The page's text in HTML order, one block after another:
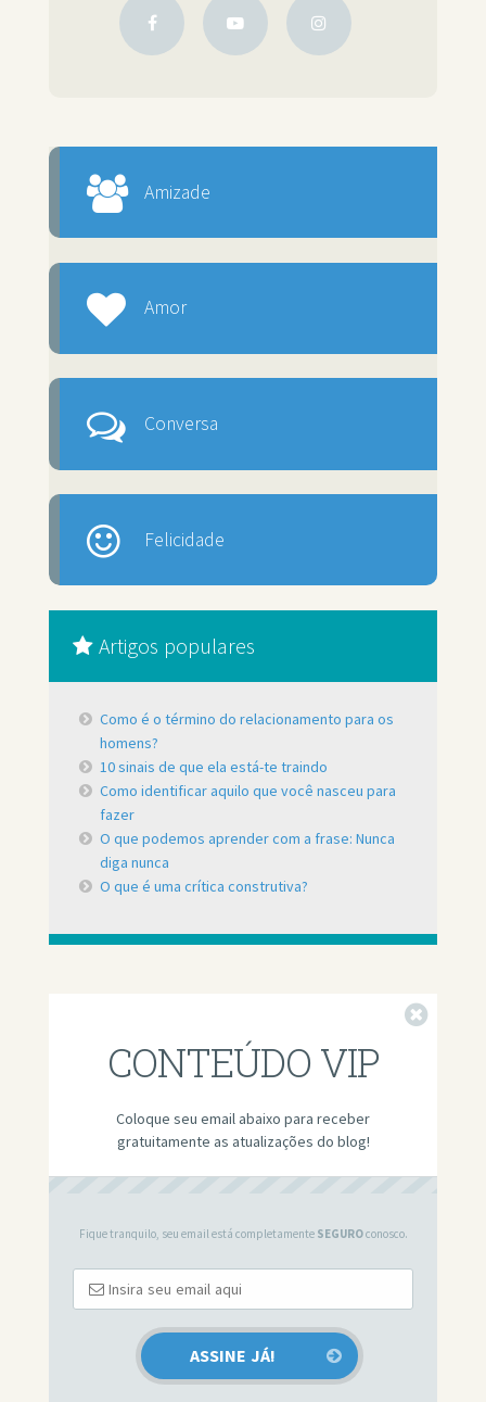
Amizade
Amor
Conversa
Felicidade
Artigos populares
Como é o término do relacionamento para os
homens?
10 sinais de que ela está-te traindo
Como identificar aquilo que você nasceu para
fazer
O que podemos aprender com a frase: Nunca
diga nunca
O que é uma crítica construtiva?
CONTEÚDO VIP
Coloque seu email abaixo para receber
gratuitamente as atualizações do blog!
Fique tranquilo, seu email está completamente SEGUROconosco.